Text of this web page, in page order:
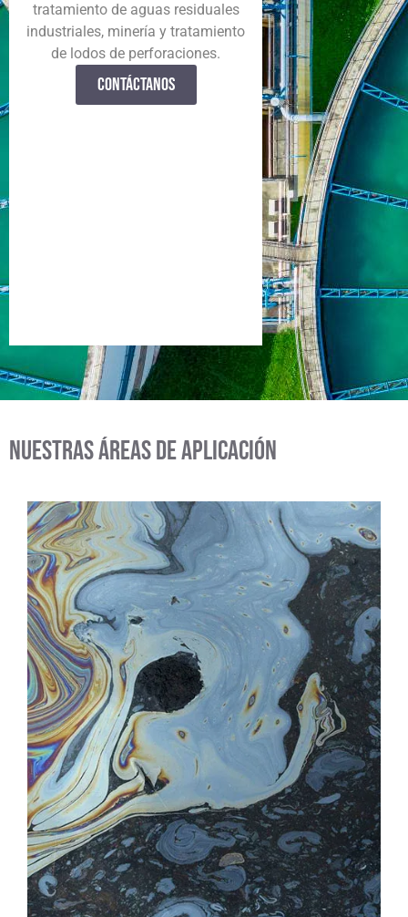
tratamiento de aguas residuales
industriales, minería y tratamiento
de lodos de perforaciones.
contáctanos
Nuestras áreas de aplicación